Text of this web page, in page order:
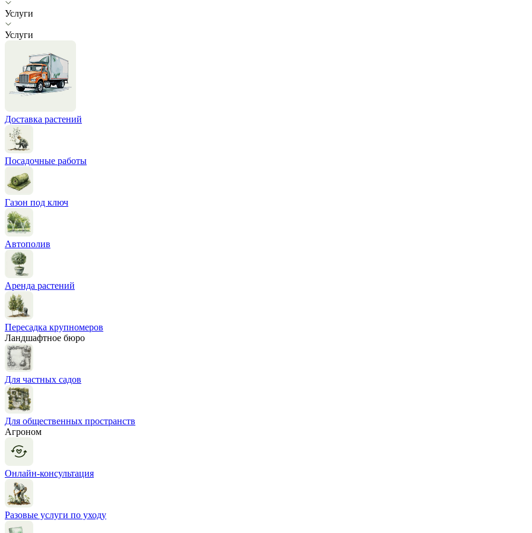
Услуги
Услуги
Доставка растений
Посадочные работы
Газон под ключ
Автополив
Аренда растений
Пересадка крупномеров
Ландшафтное бюро
Для частных садов
Для общественных пространств
Агроном
Онлайн-консультация
Разовые услуги по уходу